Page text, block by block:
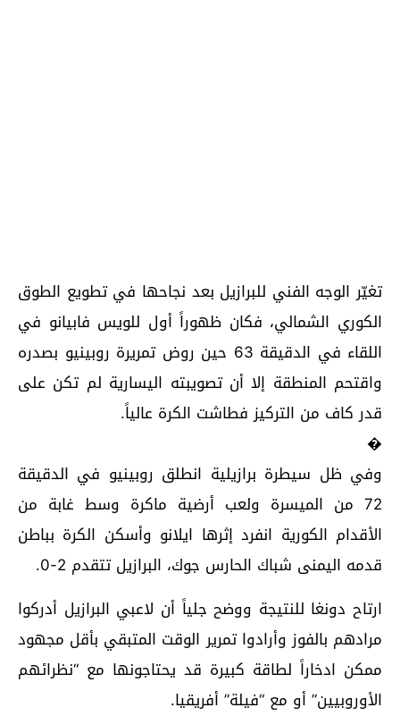
تغيّر الوجه الفني للبرازيل بعد نجاحها في تطويع الطوق
الكوري الشمالي، فكان ظهوراً أول للويس فابيانو في
اللقاء في الدقيقة 63 حين روض تمريرة روبينيو بصدره
واقتحم المنطقة إلا أن تصويبته اليسارية لم تكن على
قدر كاف من التركيز فطاشت الكرة عالياً.
�
وفي ظل سيطرة برازيلية انطلق روبينيو في الدقيقة
72 من الميسرة ولعب أرضية ماكرة وسط غابة من
الأقدام الكورية انفرد إثرها ايلانو وأسكن الكرة بباطن
قدمه اليمنى شباك الحارس جوك، البرازيل تتقدم 2-0.
ارتاح دونغا للنتيجة ووضح جلياً أن لاعبي البرازيل أدركوا
مرادهم بالفوز وأرادوا تمرير الوقت المتبقي بأقل مجهود
ممكن ادخاراً لطاقة كبيرة قد يحتاجونها مع “نظرائهم
الأوروبيين” أو مع “فيلة” أفريقيا.